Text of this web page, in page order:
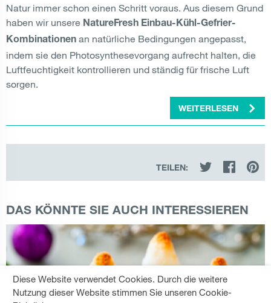
Natur immer schon einen Schritt voraus. Aus diesem Grund
haben wir unsere NatureFresh Einbau-Kühl-Gefrier-
Kombinationen an natürliche Bedingungen angepasst,
indem sie den Photosynthesevorgang aufrecht halten, die
Luftfeuchtigkeit kontrollieren und ständig für frische Luft
sorgen.
WEITERLESEN
TEILEN:
DAS KÖNNTE SIE AUCH INTERESSIEREN
Diese Website verwendet Cookies. Durch die weitere
Nutzung dieser Website stimmen Sie unseren Cookie-